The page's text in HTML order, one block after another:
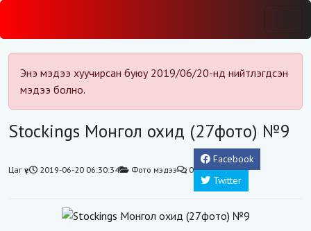
Энэ мэдээ хуучирсан буюу 2019/06/20-нд нийтлэгдсэн
мэдээ болно.
Stockings Монгол охид (27фото) №9
Цаг үе 2019-06-20 06:30:34 Фото мэдээ 0
Facebook
Twitter